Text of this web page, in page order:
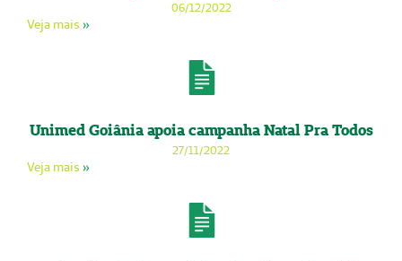
06/12/2022
Veja mais »
Unimed Goiânia apoia campanha Natal Pra Todos
27/11/2022
Veja mais »